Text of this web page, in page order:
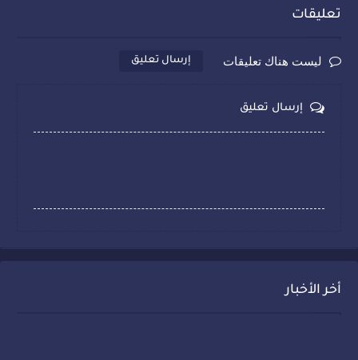
تعليقات
ليست هناك تعليقات إرسال تعليق
إرسال تعليق
أخر الأخبار